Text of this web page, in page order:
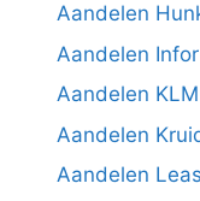
Aandelen
Aandelen
Aandelen
Aandelen
Aandelen